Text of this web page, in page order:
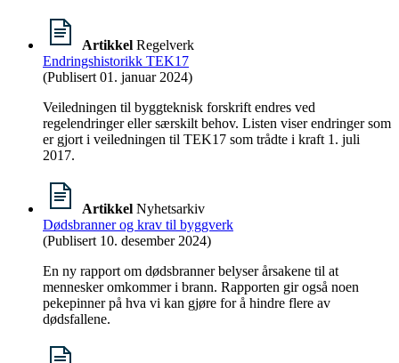
Artikkel Regelverk
Endringshistorikk TEK17
(Publisert 01. januar 2024)
Veiledningen til byggteknisk forskrift endres ved
regelendringer eller særskilt behov. Listen viser endringer som
er gjort i veiledningen til TEK17 som trådte i kraft 1. juli
2017.
Artikkel Nyhetsarkiv
Dødsbranner og krav til byggverk
(Publisert 10. desember 2024)
En ny rapport om dødsbranner belyser årsakene til at
mennesker omkommer i brann. Rapporten gir også noen
pekepinner på hva vi kan gjøre for å hindre flere av
dødsfallene.